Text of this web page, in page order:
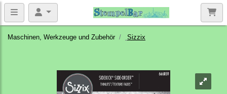
Maschinen, Werkzeuge und Zubehör Sizzix